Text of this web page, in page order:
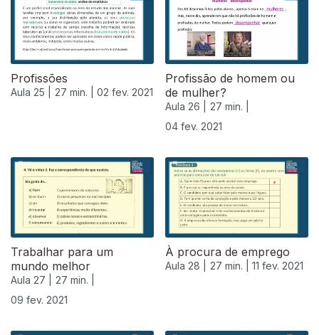
Profissões
Aula 25 | 27 min. | 02 fev. 2021
Profissão de homem ou
de mulher?
Aula 26 |
27 min. |
04 fev. 2021
Trabalhar para um
mundo melhor
Aula 27 |
27 min. |
09 fev. 2021
À procura de emprego
Aula 28 | 27 min. | 11 fev. 2021